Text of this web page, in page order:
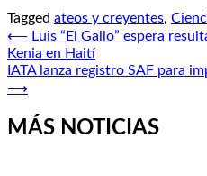
Tagged ateos y creyentes,
Navegación
de
entradas
⟵ Luis “El Gallo” espera
Kenia en Haití
IATA lanza registro SAF para
⟶
MÁS NOTICIAS